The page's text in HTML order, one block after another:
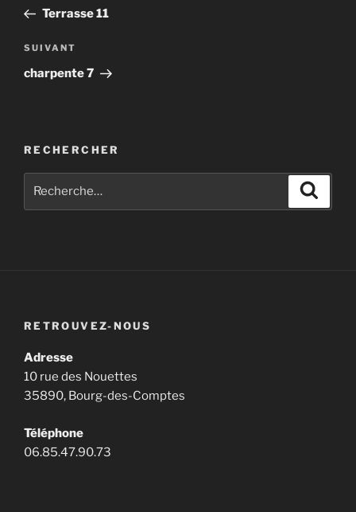
l’article
précédent
Terrasse 11
Article
suivant
SUIVANT
charpente 7
RECHERCHER
RETROUVEZ-NOUS
Adresse
10 rue des Nouettes
35890, Bourg-des-Comptes
Téléphone
06.85.47.90.73